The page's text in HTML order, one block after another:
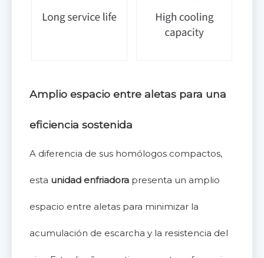
Amplio espacio entre aletas para una
eficiencia sostenida
A diferencia de sus homólogos compactos,
esta unidad enfriadora presenta un amplio
espacio entre aletas para minimizar la
acumulación de escarcha y la resistencia del